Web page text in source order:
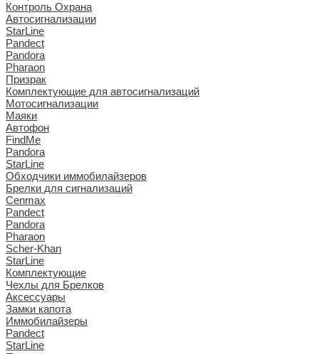
Контроль Охрана
Автосигнализации
StarLine
Pandect
Pandora
Pharaon
Призрак
Комплектующие для автосигнализаций
Мотосигнализации
Маяки
Автофон
FindMe
Pandora
StarLine
Обходчики иммобилайзеров
Брелки для сигнализаций
Cenmax
Pandect
Pandora
Pharaon
Scher-Khan
StarLine
Комплектующие
Чехлы для Брелков
Аксессуары
Замки капота
Иммобилайзеры
Pandect
StarLine